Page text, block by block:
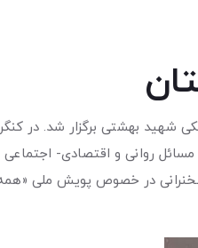
تحقیقات سرطان دانشگاه علوم پزشکی شهید بهشتی
روانی و اقتصادی- اجتماعی
سخنرانی در خصوص پویش ملی